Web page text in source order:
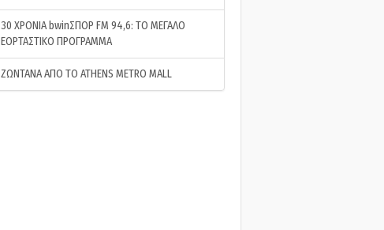
30 ΧΡΟΝΙΑ bwinΣΠΟΡ FM 94,6: ΤΟ ΜΕΓΑΛΟ
ΕΟΡΤΑΣΤΙΚΟ ΠΡΟΓΡΑΜΜΑ
ΖΩΝΤΑΝΑ ΑΠΟ ΤΟ ATHENS METRO MALL